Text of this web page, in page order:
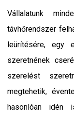
Vállalatunk
távhőrendszer
leürítésére, egy
szeretnének
szerelést
megtehetik,
hasonlóan